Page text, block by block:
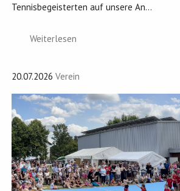
Tennisbegeisterten auf unsere An...
Weiterlesen
20.07.2026 Verein